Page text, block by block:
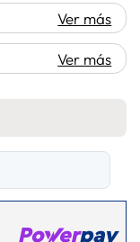
Ver más
Ver más